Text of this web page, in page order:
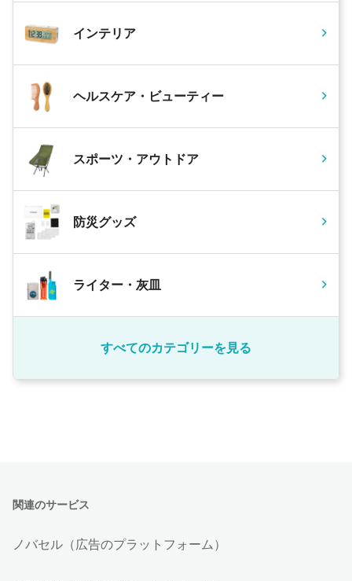
インテリア
ヘルスケア・ビューティー
スポーツ・アウトドア
防災グッズ
ライター・灰皿
すべてのカテゴリーを見る
関連のサービス
ノバセル（広告のプラットフォーム）